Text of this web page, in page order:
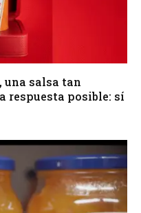
una salsa tan
respuesta posible: sí